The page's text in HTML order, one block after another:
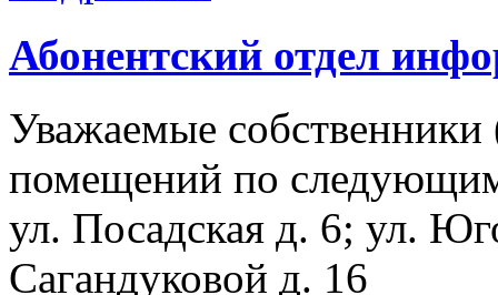
Абонентский отдел
Уважаемые
помещений по
ул. Посадская д. 6; ул.
Сагандуковой д. 16